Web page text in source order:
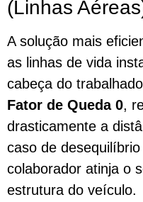
(Linhas
A solução mais
as linhas de vida
cabeça do
Fator de Queda 0,
drasticamente a
caso de
colaborador atinja o
estrutura do veículo.